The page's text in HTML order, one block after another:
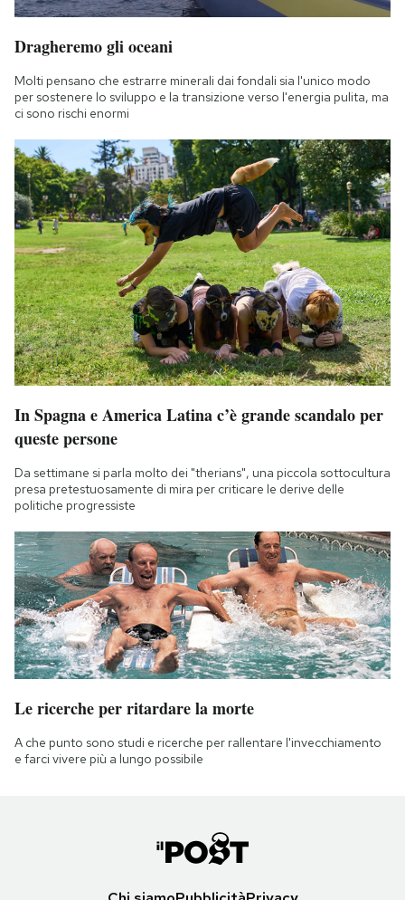
Dragheremo gli oceani
Molti pensano che estrarre minerali dai fondali sia l'unico modo
per sostenere lo sviluppo e la transizione verso l'energia pulita, ma
ci sono rischi enormi
In Spagna e America Latina c’è grande scandalo per
queste persone
Da settimane si parla molto dei "therians", una piccola sottocultura
presa pretestuosamente di mira per criticare le derive delle
politiche progressiste
Le ricerche per ritardare la morte
A che punto sono studi e ricerche per rallentare l'invecchiamento
e farci vivere più a lungo possibile